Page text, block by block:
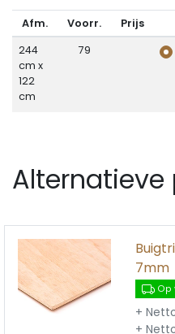
Afm. Voorr. Prijs
244
cm x
122
cm
79
7mm
Op
+
+